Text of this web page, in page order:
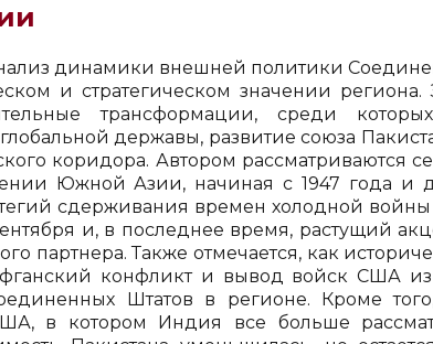
динамики внешней политики
и стратегическом значении региона.
трансформации, среди
державы, развитие союза
коридора. Автором рассматриваются
Южной Азии, начиная с 1947 года и
сдерживания времен холодной
и, в последнее время, растущий
партнера. Также отмечается, как
конфликт и вывод войск США из
Штатов в регионе. Кроме
в котором Индия все больше